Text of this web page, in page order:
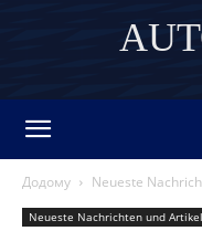
Додому Neueste
Neueste Nachrichten und Artikel